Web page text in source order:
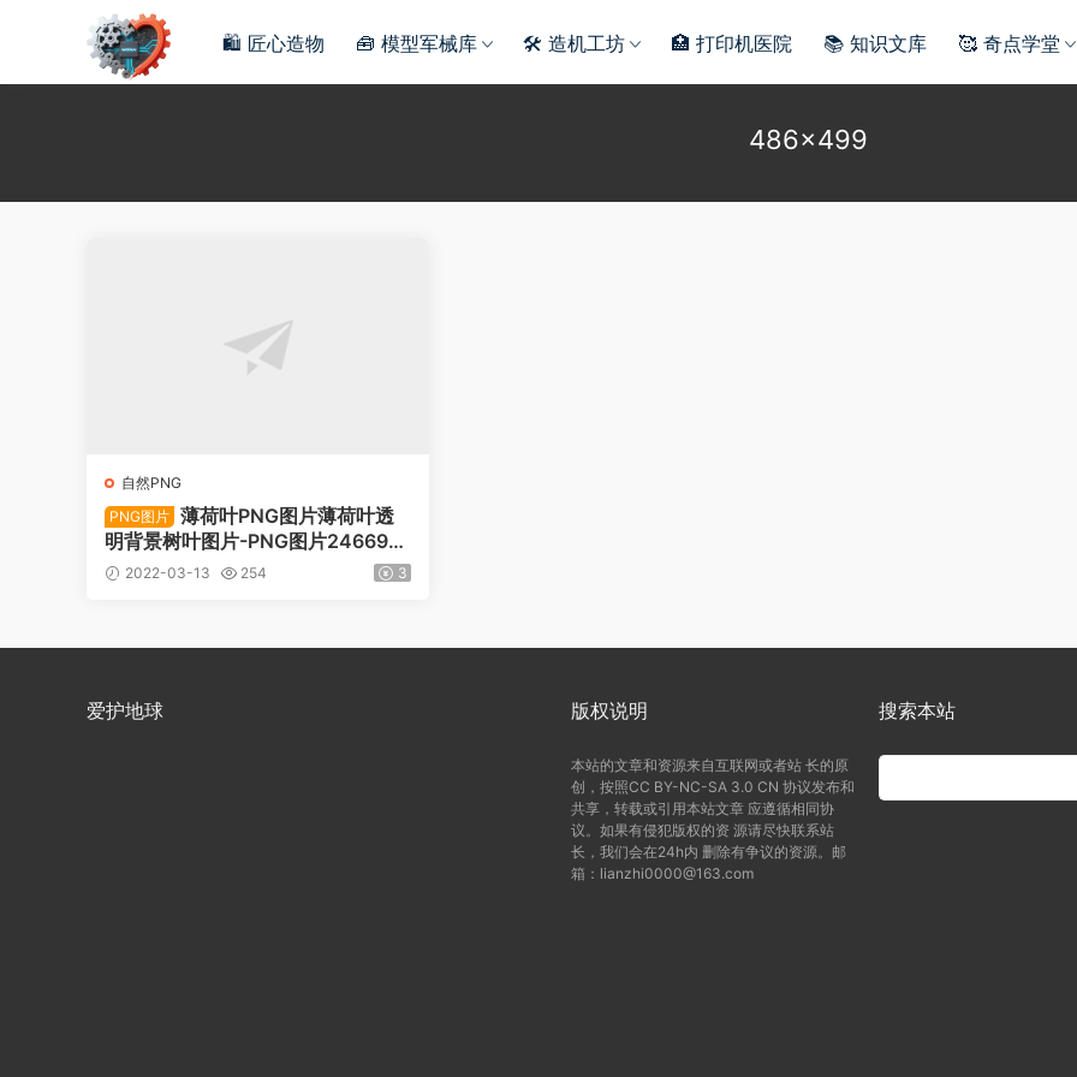
🛍️ 匠心造物 🧰 模型军械库 🛠️ 造机工坊 🏥 打印机医院 📚 知识文库 🥰 奇点学堂
486×499
自然PNG
PNG图片 薄荷叶PNG图片薄荷叶透
明背景树叶图片-PNG图片24669下
载 2022-03-13 254 3
爱护地球 版权说明
本站的文章和资源来自互联网或者站 长的原
创，按照CC BY-NC-SA 3.0 CN 协议发布和
共享，转载或引用本站文章 应遵循相同协
议。如果有侵犯版权的资 源请尽快联系站
长，我们会在24h内 删除有争议的资源。邮
箱：lianzhi0000@163.com
搜索本站